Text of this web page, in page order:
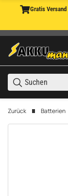
Gratis Versand
Zurück Batterien